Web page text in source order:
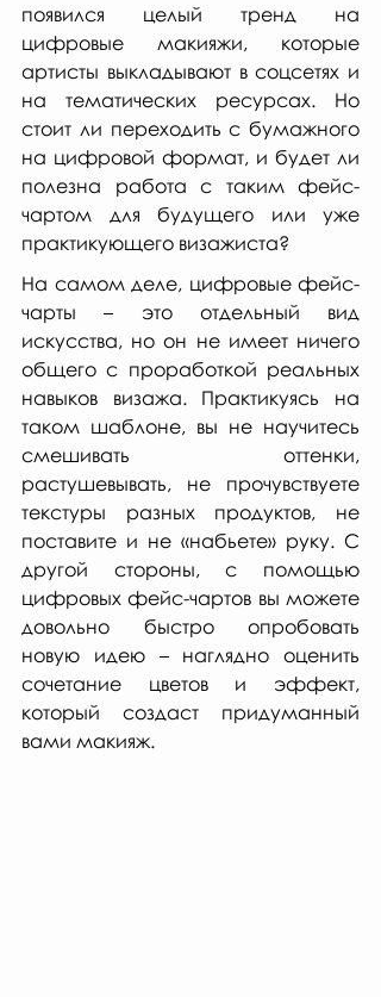
появился целый тренд на
цифровые макияжи, которые
артисты выкладывают в соцсетях и
на тематических ресурсах. Но
стоит ли переходить с бумажного
на цифровой формат, и будет ли
полезна работа с таким фейс-
чартом для будущего или уже
практикующего визажиста?
На самом деле, цифровые фейс-
чарты – это отдельный вид
искусства, но он не имеет ничего
общего с проработкой реальных
навыков визажа. Практикуясь на
таком шаблоне, вы не научитесь
смешивать оттенки,
растушевывать, не прочувствуете
текстуры разных продуктов, не
поставите и не «набьете» руку. С
другой стороны, с помощью
цифровых фейс-чартов вы можете
довольно быстро опробовать
новую идею – наглядно оценить
сочетание цветов и эффект,
который создаст придуманный
вами макияж.